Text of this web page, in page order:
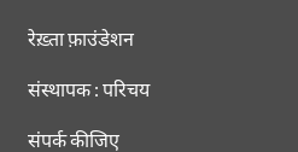
रेख़्ता फ़ाउंडेशन
संस्थापक : परिचय
संपर्क कीजिए